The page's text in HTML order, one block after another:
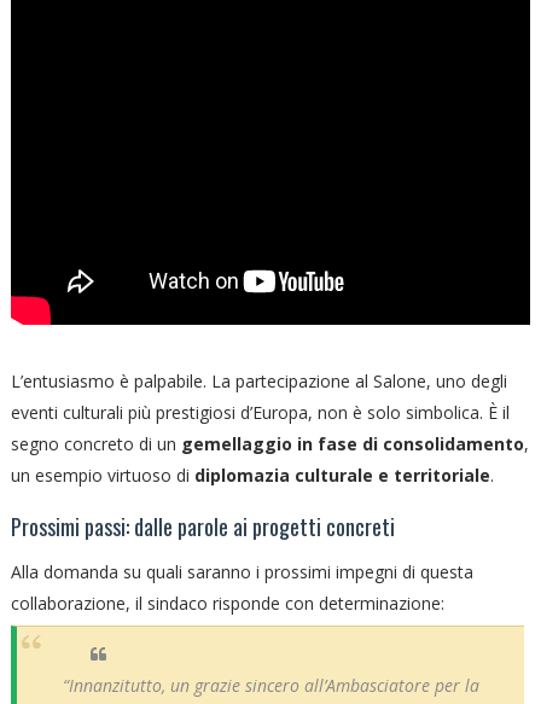
L’entusiasmo è palpabile. La partecipazione al Salone, uno degli
eventi culturali più prestigiosi d’Europa, non è solo simbolica. È il
segno concreto di un gemellaggio in fase di consolidamento,
un esempio virtuoso di diplomazia culturale e territoriale.
Prossimi passi: dalle parole ai progetti concreti
Alla domanda su quali saranno i prossimi impegni di questa
collaborazione, il sindaco risponde con determinazione:
“Innanzitutto, un grazie sincero all’Ambasciatore per la